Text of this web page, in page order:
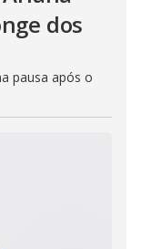
dos
pausa após o